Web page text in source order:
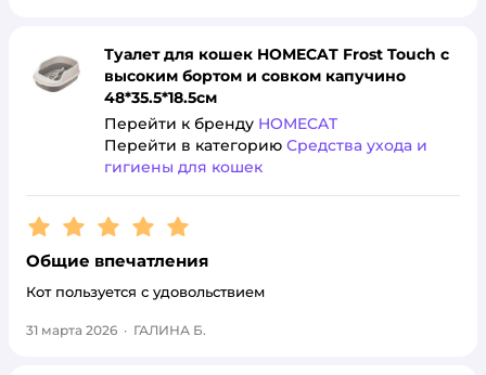
Туалет для кошек HOMECAT Frost Touch с
высоким бортом и совком капучино
48*35.5*18.5см
Перейти к бренду HOMECAT
Перейти в категорию Средства ухода и
гигиены для кошек
Рейтинг:5
Общие впечатления
Кот пользуется с удовольствием
31 марта 2026 · ГАЛИНА Б.